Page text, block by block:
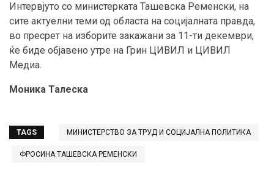
Интервјуто со министерката Ташевска Ременски, на
сите актуелни теми од областа на социјалната правда,
во пресрет на изборите закажани за 11-ти декември,
ќе биде објавено утре на Грин ЦИВИЛ и ЦИВИЛ
Медиа.
Моника Талеска
TAGS МИНИСТЕРСТВО ЗА ТРУД И СОЦИЈАЛНА ПОЛИТИКА
ФРОСИНА ТАШЕВСКА РЕМЕНСКИ